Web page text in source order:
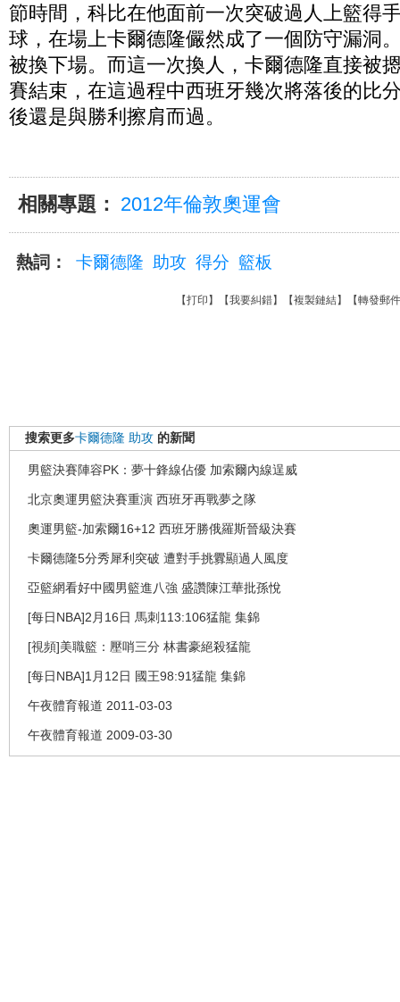
節時間，科比在他面前一次突破過人上籃得
球，在場上卡爾德隆儼然成了一個防守漏洞
被換下場。而這一次換人，卡爾德隆直接被
賽結束，在這過程中西班牙幾次將落後的比
後還是與勝利擦肩而過。
相關專題： 2012年倫敦奧運會
熱詞： 卡爾德隆 助攻 得分 籃板
【打印 】【我要糾錯】【複製鏈結】【轉發郵件
搜索更多卡爾德隆 助攻 的新聞
男籃決賽陣容PK：夢十鋒線佔優 加索爾內線逞威
北京奧運男籃決賽重演 西班牙再戰夢之隊
奧運男籃-加索爾16+12 西班牙勝俄羅斯晉級決賽
卡爾德隆5分秀犀利突破 遭對手挑釁顯過人風度
亞籃網看好中國男籃進八強 盛讚陳江華批孫悅
[每日NBA]2月16日 馬刺113:106猛龍 集錦
[視頻]美職籃：壓哨三分 林書豪絕殺猛龍
[每日NBA]1月12日 國王98:91猛龍 集錦
午夜體育報道 2011-03-03
午夜體育報道 2009-03-30